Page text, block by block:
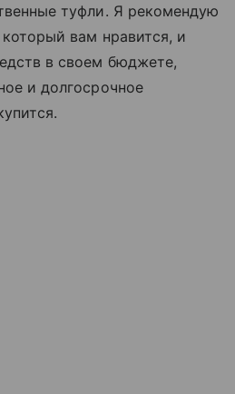
туфли. Я рекомендую
вам нравится, и
в своем бюджете,
и долгосрочное